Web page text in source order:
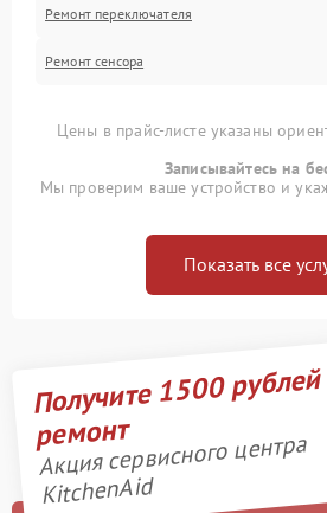
Ремонт переключателя
Ремонт сенсора
Цены в прайс-листе указаны
Записывайтесь на
Мы проверим ваше устройство и
Показать все
Получите 1500
ремонт
Акция сервисного центра
KitchenAid